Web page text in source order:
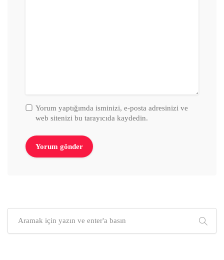
Yorum yaptığımda isminizi, e-posta adresinizi ve
web sitenizi bu tarayıcıda kaydedin.